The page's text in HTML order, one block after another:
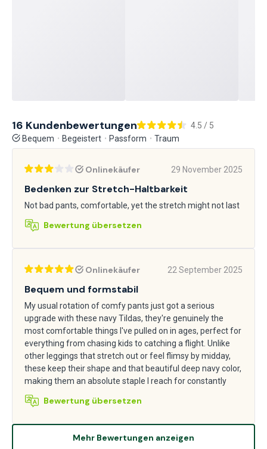
16 Kundenbewertungen
4.5 / 5
Bequem
Begeistert Passform Traum
Onlinekäufer 29 November 2025
Bedenken zur Stretch-Haltbarkeit
Not bad pants, comfortable, yet the stretch might not last
Bewertung übersetzen
Onlinekäufer 22 September 2025
Bequem und formstabil
My usual rotation of comfy pants just got a serious
upgrade with these navy Tildas, they're genuinely the
most comfortable things I've pulled on in ages, perfect for
everything from chasing kids to catching a flight. Unlike
other leggings that stretch out or feel flimsy by midday,
these keep their shape and that beautiful deep navy color,
making them an absolute staple I reach for constantly
Bewertung übersetzen
Mehr Bewertungen anzeigen